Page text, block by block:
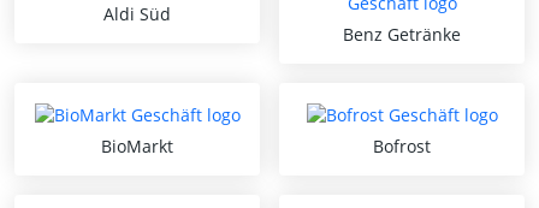
Aldi Süd
Benz Getränke
BioMarkt Bofrost